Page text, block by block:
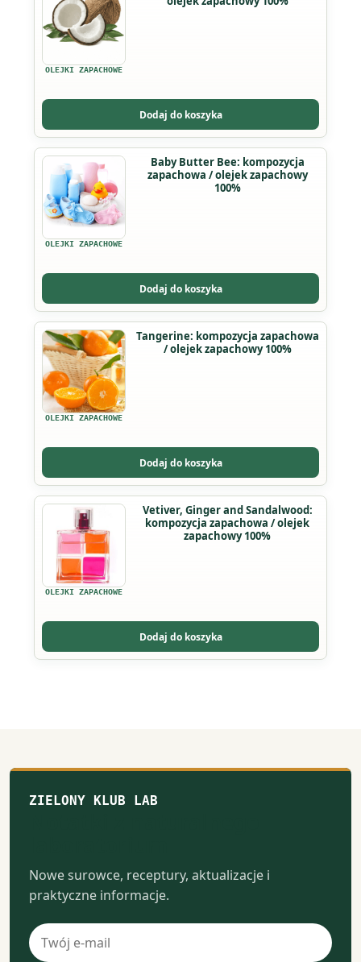
OLEJKI ZAPACHOWE
Dodaj do koszyka
ma
wiele
wariantów.
można
wybrać
na
stronie
produktu
OLEJKI ZAPACHOWE
Baby Butter Bee: kompozycja
zapachowa / olejek zapachowy
100%
Dodaj do koszyka
Ten
produkt
ma
wiele
wariantów.
można
wybrać
na
stronie
produktu
OLEJKI ZAPACHOWE
Tangerine: kompozycja zapachowa
/ olejek zapachowy 100%
Dodaj do koszyka
Ten
produkt
ma
wiele
wariantów.
można
wybrać
na
stronie
produktu
OLEJKI ZAPACHOWE
Vetiver, Ginger and Sandalwood:
kompozycja zapachowa / olejek
zapachowy 100%
Dodaj do koszyka
ZIELONY KLUB LAB
Nowe surowce, receptury, aktualizacje i
praktyczne informacje.
Adres
e-